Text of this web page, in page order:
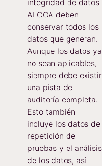
integridad de datos
ALCOA deben
conservar todos los
datos que generan.
Aunque los datos ya
no sean aplicables,
siempre debe existir
una pista de
auditoría completa.
Esto también
incluye los datos de
repetición de
pruebas y el análisis
de los datos, así